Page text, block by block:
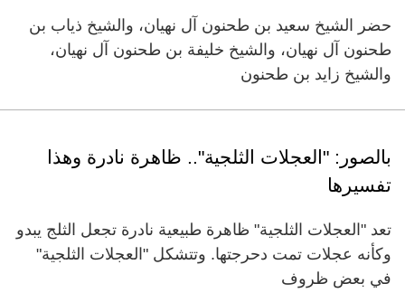
حضر الشيخ سعيد بن طحنون آل نهيان، والشيخ ذياب بن
طحنون آل نهيان، والشيخ خليفة بن طحنون آل نهيان،
والشيخ زايد بن طحنون
بالصور: "العجلات الثلجية".. ظاهرة نادرة وهذا
تفسيرها
تعد "العجلات الثلجية" ظاهرة طبيعية نادرة تجعل الثلج يبدو
وكأنه عجلات تمت دحرجتها. وتتشكل "العجلات الثلجية"
في بعض ظروف